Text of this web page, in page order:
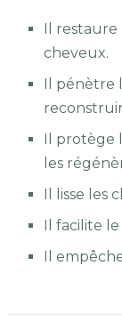
Il
cheveux.
Il pénètre
Il protège
les
Il lisse les
Il facilite
Il